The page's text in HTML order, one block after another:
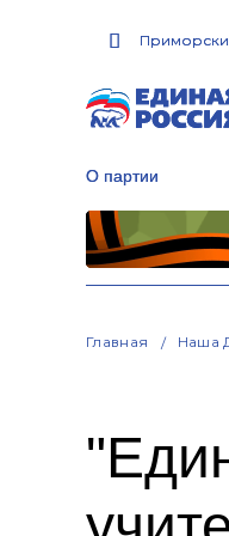
О партии
Главная Наша
О партии